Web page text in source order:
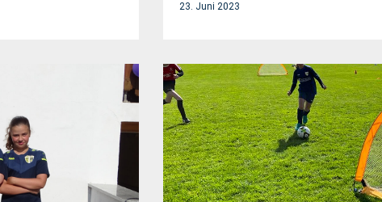
23. Juni 2023